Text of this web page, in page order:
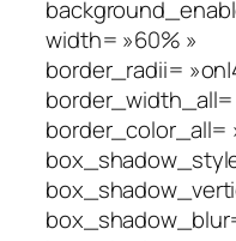
width= »60% »
border_radii=
border_width_all=
border_color_all=